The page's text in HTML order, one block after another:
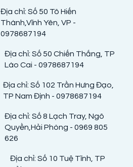
Địa chỉ: Số 50 Tô Hiến
Thành,Vĩnh Yên, VP -
0978687194
Địa chỉ: Số 50 Chiến Thắng, TP
Lào Cai - 0978687194
Địa chỉ: Số 102 Trần Hưng Đạo,
TP Nam Định - 0978687194
Địa chỉ: Số 8 Lạch Tray, Ngô
Quyền,Hải Phòng - 0969 805
626
Địa chỉ: Số 10 Tuệ Tĩnh, TP